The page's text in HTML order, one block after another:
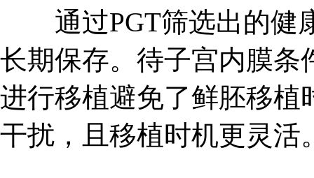
通过PGT筛选出的健
长期保存。待子宫内膜条
进行移植避免了鲜胚移植
干扰，且移植时机更灵活